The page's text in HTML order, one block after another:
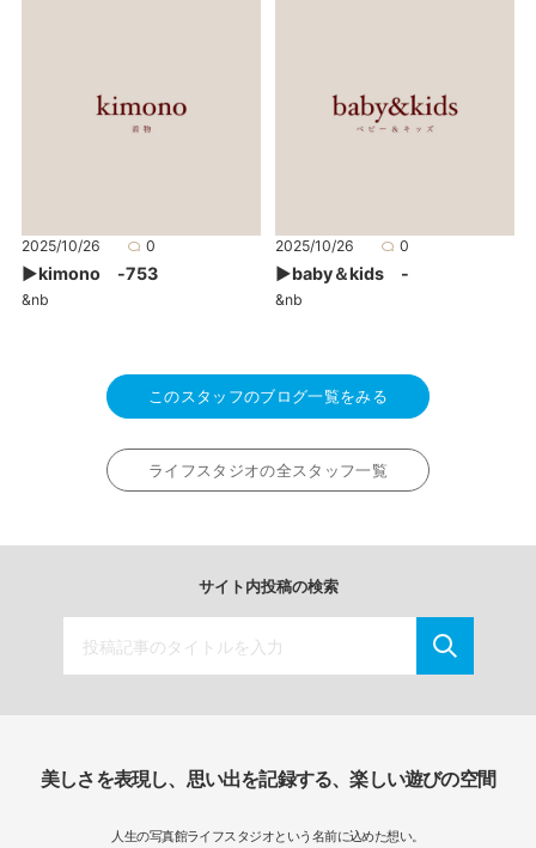
2025/10/26 0
▶kimono -753
&nb
2025/10/26 0
▶baby＆kids -
&nb
このスタッフのブログ一覧をみる
ライフスタジオの全スタッフ一覧
サイト内投稿の検索
美しさを表現し、思い出を記録する、楽しい遊びの空間
人生の写真館ライフスタジオという名前に込めた想い。